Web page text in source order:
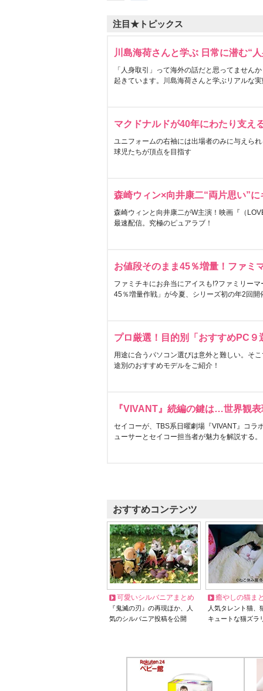
注目★トピックス
川島海荷さんと学ぶ 日常に潜む“
「人身取引」って海外の話だと思ってません
起きています。川島海荷さんと学ぶリアルな
マクドナルドが40年にわたり支え
ユニフォームの右袖には出場者のみに与えら
球児たちが頂点を目指す
森崎ウィン×向井康二“両片思い”
森崎ウィンと向井康二がW主演！映画『（
最速配信。究極のピュアラブ！
お値段そのまま45％増量！ファミ
ファミチキにお弁当にアイスも!?ファミリー
45％増量作戦」が今夏、シリーズ初の年2回開
プロ厳選！目的別「おすすめPC９
用途に合うパソコン選びは意外と難しい。そ
途別のおすすめモデルをご紹介！
『VIVANT』続編の鍵は…世界観
セイコーが、TBS系日曜劇場『VIVANT』コラ
ューサーとセイコー担当者が魅力を解説する。
おすすめコンテンツ
可愛いシルバニアまとめ
『鬼滅の刃』の再現ほか、人
気のシルバニア投稿を公開
癒やしの猫ま
人気タレント猫
キュートな猫ズラ